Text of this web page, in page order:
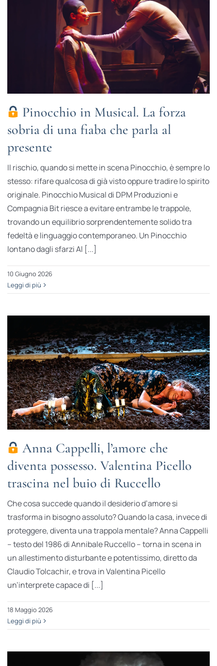
Pinocchio in Musical. La forza
sobria di una fiaba che parla al
presente
Il rischio, quando si mette in scena Pinocchio, è sempre lo
stesso: rifare qualcosa di già visto oppure tradire lo spirito
originale. Pinocchio Musical di DPM Produzioni e
Compagnia Bit riesce a evitare entrambe le trappole,
trovando un equilibrio sorprendentemente solido tra
fedeltà e linguaggio contemporaneo. Un Pinocchio
lontano dagli sfarzi Al [...]
10 Giugno 2026
Leggi di più
Anna Cappelli, l’amore che
diventa possesso. Valentina Picello
trascina nel buio di Ruccello
Che cosa succede quando il desiderio d’amore si
trasforma in bisogno assoluto? Quando la casa, invece di
proteggere, diventa una trappola mentale? Anna Cappelli
– testo del 1986 di Annibale Ruccello – torna in scena in
un allestimento disturbante e potentissimo, diretto da
Claudio Tolcachir, e trova in Valentina Picello
un’interprete capace di [...]
18 Maggio 2026
Leggi di più